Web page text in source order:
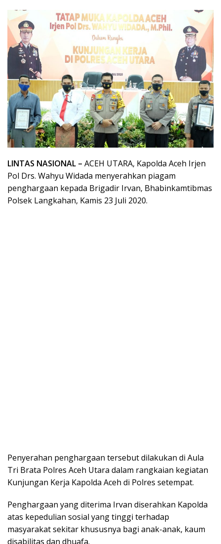
LINTAS NASIONAL – ACEH UTARA, Kapolda Aceh Irjen
Pol Drs. Wahyu Widada menyerahkan piagam
penghargaan kepada Brigadir Irvan, Bhabinkamtibmas
Polsek Langkahan, Kamis 23 Juli 2020.
Penyerahan penghargaan tersebut dilakukan di Aula
Tri Brata Polres Aceh Utara dalam rangkaian kegiatan
Kunjungan Kerja Kapolda Aceh di Polres setempat.
Penghargaan yang diterima Irvan diserahkan Kapolda
atas kepedulian sosial yang tinggi terhadap
masyarakat sekitar khususnya bagi anak-anak, kaum
disabilitas dan dhuafa.